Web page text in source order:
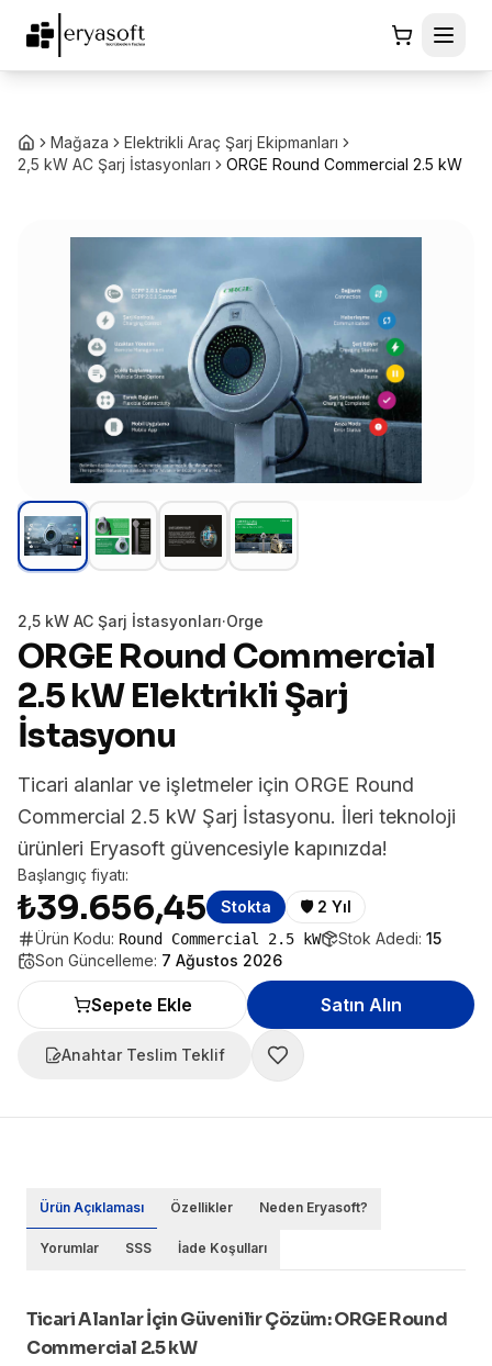
Mağaza
Elektrikli Araç Şarj Ekipmanları
2,5 kW AC Şarj İstasyonları
ORGE Round Commercial 2.5 kW
2,5 kW AC Şarj İstasyonları·Orge
ORGE Round Commercial
2.5 kW Elektrikli Şarj
İstasyonu
Ticari alanlar ve işletmeler için ORGE Round
Commercial 2.5 kW Şarj İstasyonu. İleri teknoloji
ürünleri Eryasoft güvencesiyle kapınızda!
Başlangıç fiyatı:
₺39.656,45 Stokta 🛡️ 2 Yıl
Ürün Kodu: Round Commercial 2.5 kW Stok Adedi: 15
Son Güncelleme: 7 Ağustos 2026
Sepete Ekle Satın Alın
Anahtar Teslim Teklif
Ürün Açıklaması Özellikler Neden Eryasoft?
Yorumlar SSS İade Koşulları
Ticari Alanlar İçin Güvenilir Çözüm: ORGE Round
Commercial 2.5 kW